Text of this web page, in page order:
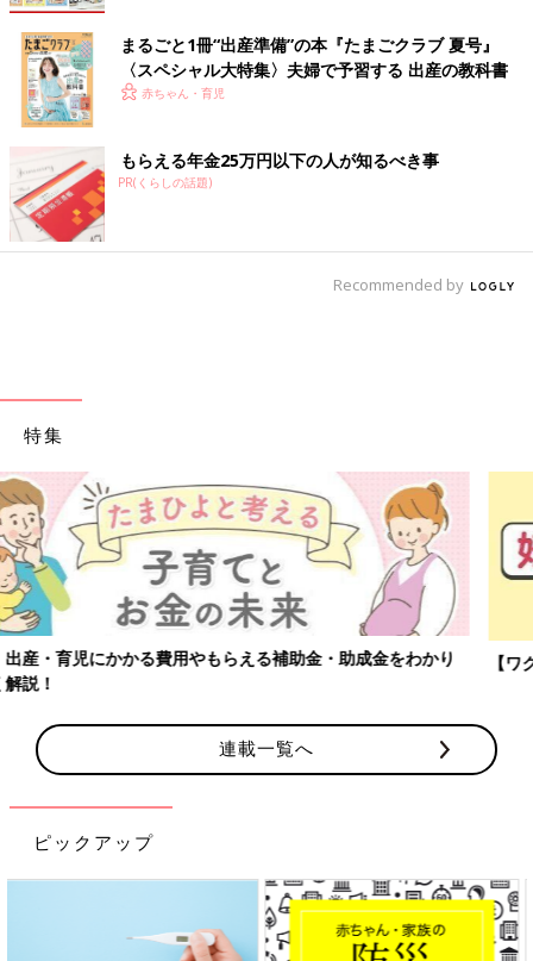
まるごと1冊“出産準備”の本『たまごクラブ 夏号』
〈スペシャル大特集〉夫婦で予習する 出産の教科書
赤ちゃん・育児
もらえる年金25万円以下の人が知るべき事
PR(くらしの話題)
Recommended by
特集
【ワクチン接種できるものも】妊婦の感染症対策、知っておいて！
連載一覧へ
ピックアップ